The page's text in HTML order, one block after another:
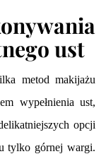
ust
metod makijażu
wypełnienia ust,
opcji
tylko górnej wargi.